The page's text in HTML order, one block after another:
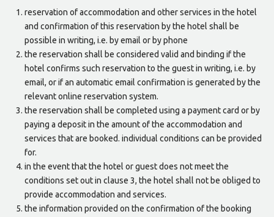
reservation of accommodation and other services in the hotel
and confirmation of this reservation by the hotel shall be
possible in writing, i.e. by email or by phone
the reservation shall be considered valid and binding if the
hotel confirms such reservation to the guest in writing, i.e. by
email, or if an automatic email confirmation is generated by the
relevant online reservation system.
the reservation shall be completed using a payment card or by
paying a deposit in the amount of the accommodation and
services that are booked. individual conditions can be provided
for.
in the event that the hotel or guest does not meet the
conditions set out in clause 3, the hotel shall not be obliged to
provide accommodation and services.
the information provided on the confirmation of the booking